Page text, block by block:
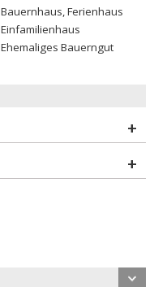
Bauernhaus, Ferienhaus
Einfamilienhaus
Ehemaliges Bauerngut